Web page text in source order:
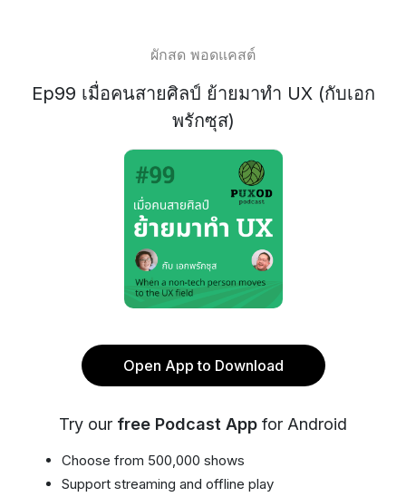
ผักสด พอดแคสต์
Ep99 เมื่อคนสายศิลป์ ย้ายมาทำ UX (กับเอก
พรักซุส)
Open App to Download
Try our free Podcast App for Android
Choose from 500,000 shows
Support streaming and offline play